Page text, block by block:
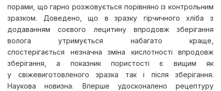
порами, що гарно розжовується порівняно із контрольним
зразком. Доведено, що в зразку гірчичного хліба з
додаванням соєвого лецитину впродовж зберігання
волога утримується набагато краще,
спостерігається незначна зміна кислотності впродовж
зберігання, а показник пористості є вищим як
у свіжевиготовленого зразка так і після зберігання.
Наукова новизна. Вперше удосконалено рецептуру